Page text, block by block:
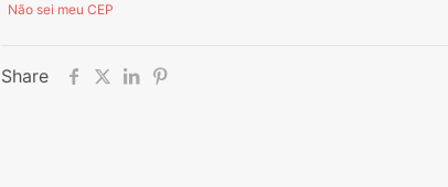
Não sei meu CEP
Share